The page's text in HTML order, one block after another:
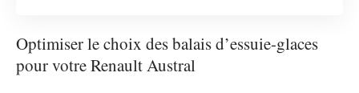
Optimiser le choix des balais d’essuie-glaces
pour votre Renault Austral